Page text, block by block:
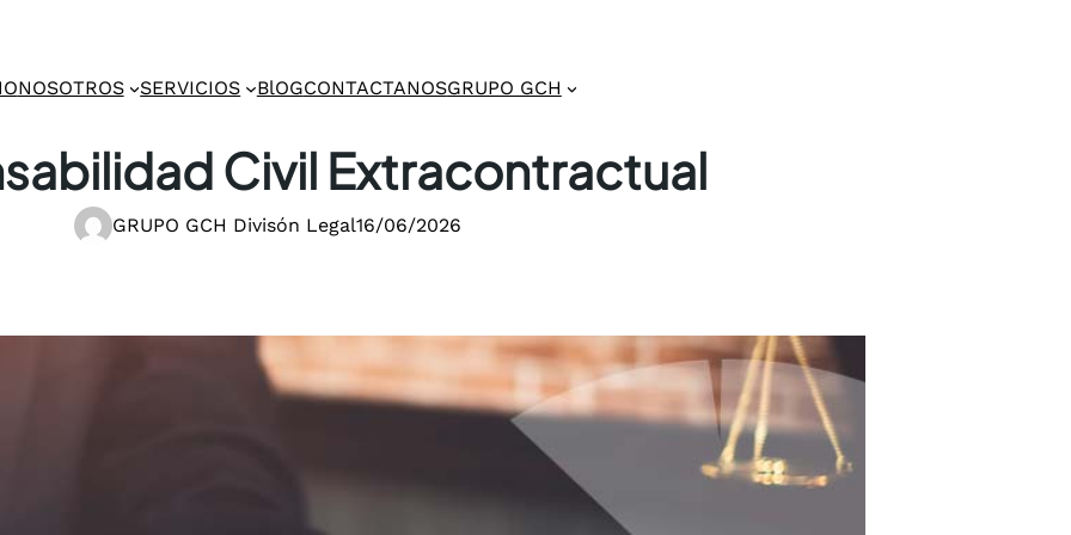
NOSOTROS SERVICIOS BlOGCONTACTANOSGRUPO GCH
Civil Extracontractual
GRUPO GCH Divisón Legal16/06/2026